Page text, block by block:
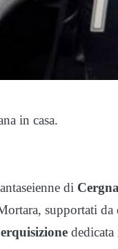
in casa.
di
supportati
dedicata